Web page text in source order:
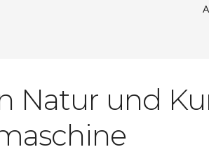
Natur und